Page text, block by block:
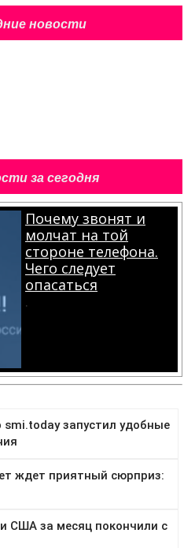
новости
за сегодня
Почему звонят и
молчат на той
стороне телефона.
Чего следует
опасаться
.